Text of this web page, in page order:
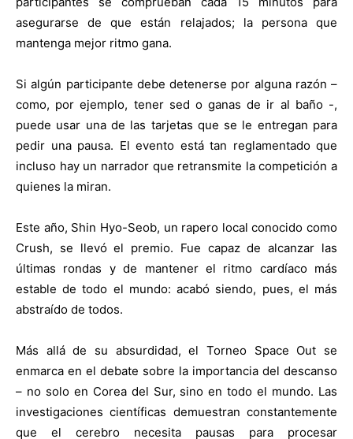
asegurarse de que están relajados; la persona que
mantenga mejor ritmo gana.
Si algún participante debe detenerse por alguna razón –
como, por ejemplo, tener sed o ganas de ir al baño -,
puede usar una de las tarjetas que se le entregan para
pedir una pausa. El evento está tan reglamentado que
incluso hay un narrador que retransmite la competición a
quienes la miran.
Este año, Shin Hyo-Seob, un rapero local conocido como
Crush, se llevó el premio. Fue capaz de alcanzar las
últimas rondas y de mantener el ritmo cardíaco más
estable de todo el mundo: acabó siendo, pues, el más
abstraído de todos.
Más allá de su absurdidad, el Torneo Space Out se
enmarca en el debate sobre la importancia del descanso
– no solo en Corea del Sur, sino en todo el mundo. Las
investigaciones científicas demuestran constantemente
que el cerebro necesita pausas para procesar